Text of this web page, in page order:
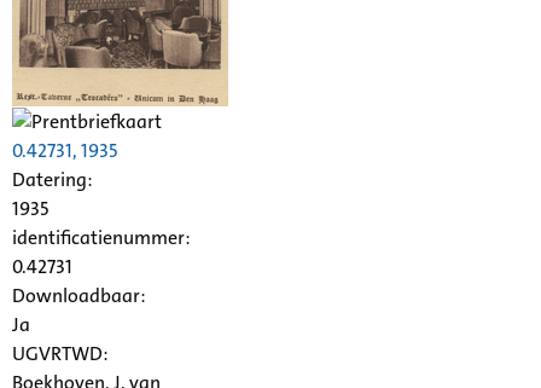
0.42731, 1935
Datering:
1935
identificatienummer:
0.42731
Downloadbaar:
Ja
UGVRTWD:
Boekhoven, J. van